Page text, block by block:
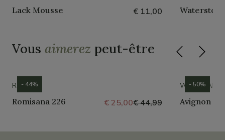
Lack Mousse € 11,00 Waterstop
Vous aimerez peut-être
ROMIKA
Romisana 226 € 25,00€ 44,99
- 44% WESTLAND
Avignon
- 50%